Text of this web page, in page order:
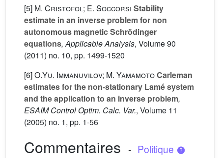
[5] M. Cristofol; E. Soccorsi Stability
estimate in an inverse problem for non
autonomous magnetic Schrödinger
equations, Applicable Analysis, Volume 90
(2011) no. 10, pp. 1499-1520
[6]O.Yu. Immanuvilov; M. YamamotoCarleman
estimates for the non-stationary Lamé system
and the application to an inverse problem,
ESAIM Control Optim. Calc. Var., Volume 11
(2005) no. 1, pp. 1-56
Commentaires - Politique